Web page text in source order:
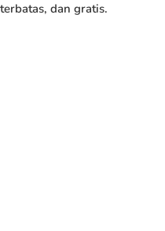
dan gratis.